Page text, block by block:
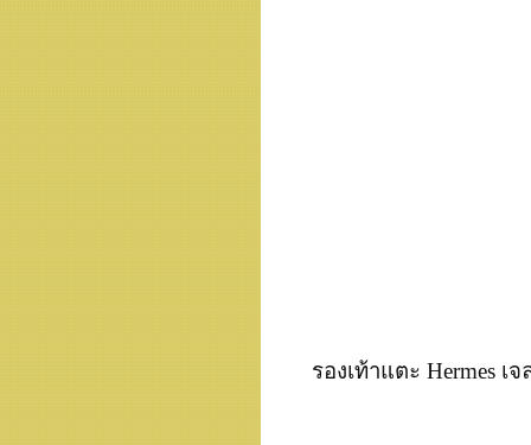
รองเท้าแตะ Hermes เจ